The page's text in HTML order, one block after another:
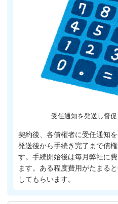
受任通知を発送し督
契約後、各債権者に受任通知
発送後から手続き完了まで債
す。手続開始後は毎月弊社に
ます。ある程度費用がたまる
してもらいます。